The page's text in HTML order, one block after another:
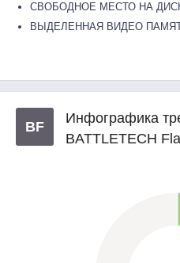
СВОБОДНОЕ МЕСТО НА
ВЫДЕЛЕННАЯ ВИДЕО
BF
Инфографика
BATTLETECH